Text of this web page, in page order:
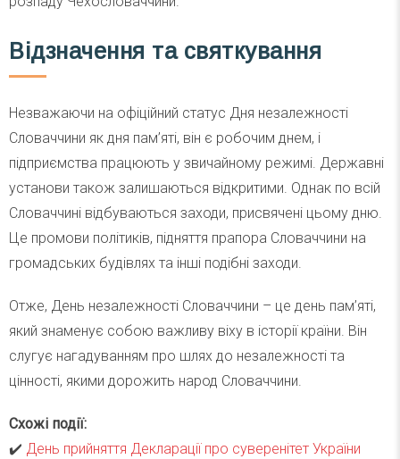
Відзначення та святкування
Незважаючи на офіційний статус Дня незалежності
Словаччини як дня пам’яті, він є робочим днем, і
підприємства працюють у звичайному режимі. Державні
установи також залишаються відкритими. Однак по всій
Словаччині відбуваються заходи, присвячені цьому дню.
Це промови політиків, підняття прапора Словаччини на
громадських будівлях та інші подібні заходи.
Отже, День незалежності Словаччини – це день пам’яті,
який знаменує собою важливу віху в історії країни. Він
слугує нагадуванням про шлях до незалежності та
цінності, якими дорожить народ Словаччини.
Схожі події:
✔️ День прийняття Декларації про суверенітет України